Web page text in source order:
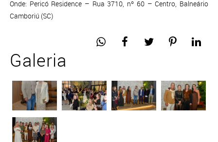
Onde: Pericó Residence – Rua 3710, nº 60 – Centro, Balneário
Camboriú (SC)
Galeria